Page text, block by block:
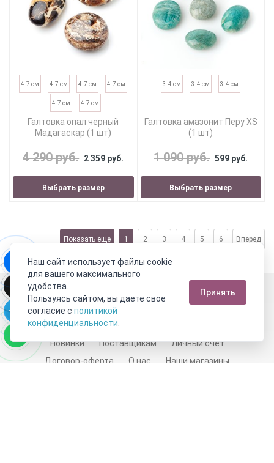
4-7 см 4-7 см 4-7 см 4-7 см
4-7 см 4-7 см
Галтовка опал черный
Мадагаскар (1 шт)
4 290 руб. 2 359 руб.
Выбрать размер
3-4 см 3-4 см 3-4 см
Галтовка амазонит Перу XS
(1 шт)
1 090 руб. 599 руб.
Выбрать размер
Показать еще 1 2 3 4 5 6 Вперед
Пн-Пт с 10:00 до 21:00
8 800 333 10 62
Сб-Вс с 10:00 до 21:00
Новинки Поставщикам
Личный счет
Договор-оферта
О нас
Наши магазины
Наш сайт использует файлы cookie
для вашего максимального
удобства.
Пользуясь сайтом, вы даете свое
согласие с политикой
конфиденциальности
Принять